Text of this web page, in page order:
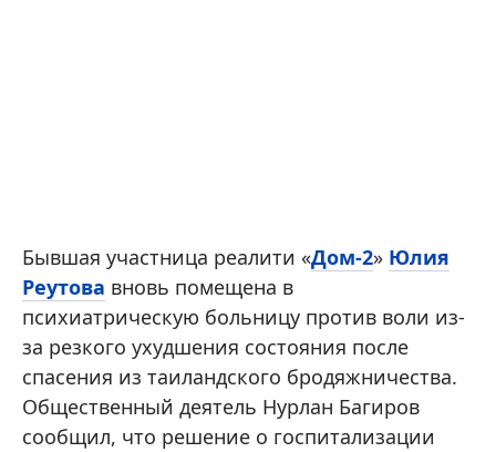
Бывшая участница реалити «Дом-2» Юлия
Реутова вновь помещена в
психиатрическую больницу против воли из-
за резкого ухудшения состояния после
спасения из таиландского бродяжничества.
Общественный деятель Нурлан Багиров
сообщил, что решение о госпитализации